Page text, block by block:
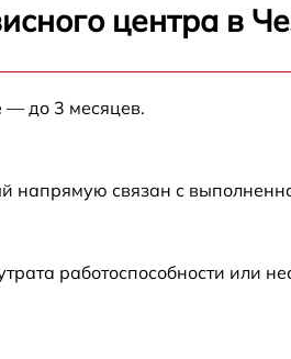
от 50 мин
центра в
— до 3 месяцев.
напрямую связан с
работоспособности или